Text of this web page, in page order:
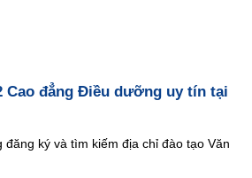
Cao đẳng Điều dưỡng uy tín tại
ký và tìm kiếm địa chỉ đào tạo Văn